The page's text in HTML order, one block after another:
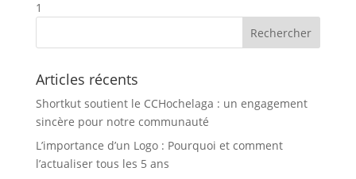
1
Articles récents
Shortkut soutient le CCHochelaga : un engagement
sincère pour notre communauté
L’importance d’un Logo : Pourquoi et comment
l’actualiser tous les 5 ans